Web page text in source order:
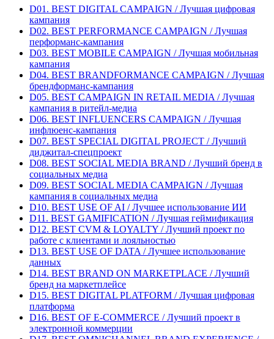
D01. BEST DIGITAL CAMPAIGN / Лучшая цифровая
кампания
D02. BEST PERFORMANCE CAMPAIGN / Лучшая
перформанс-кампания
D03. BEST MOBILE CAMPAIGN / Лучшая мобильная
кампания
D04. BEST BRANDFORMANCE CAMPAIGN / Лучшая
брендформанс-кампания
D05. BEST CAMPAIGN IN RETAIL MEDIA / Лучшая
кампания в ритейл-медиа
D06. BEST INFLUENCERS CAMPAIGN / Лучшая
инфлюенс-кампания
D07. BEST SPECIAL DIGITAL PROJECT / Лучший
диджитал-спецпроект
D08. BEST SOCIAL MEDIA BRAND / Лучший бренд в
социальных медиа
D09. BEST SOCIAL MEDIA CAMPAIGN / Лучшая
кампания в социальных медиа
D10. BEST USE OF AI / Лучшее использование ИИ
D11. BEST GAMIFICATION / Лучшая геймификация
D12. BEST CVM & LOYALTY / Лучший проект по
работе с клиентами и лояльностью
D13. BEST USE OF DATA / Лучшее использование
данных
D14. BEST BRAND ON MARKETPLACE / Лучший
бренд на маркетплейсе
D15. BEST DIGITAL PLATFORM / Лучшая цифровая
платформа
D16. BEST OF E-COMMERCE / Лучший проект в
электронной коммерции